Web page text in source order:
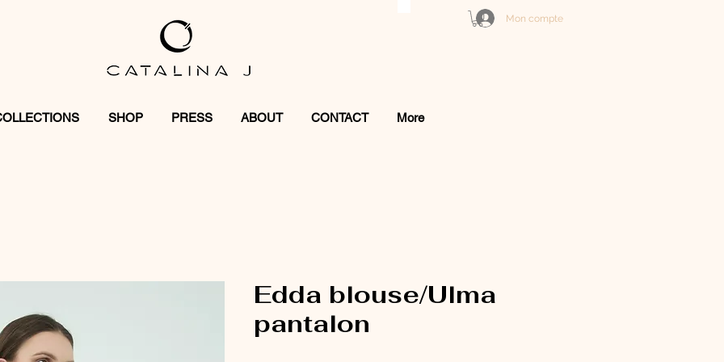
Mon compte
SHOP PRESS ABOUT CONTACT More
Edda blouse/Ulma
pantalon